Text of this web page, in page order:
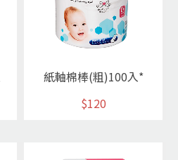
紙軸棉棒(粗)100入*
$120